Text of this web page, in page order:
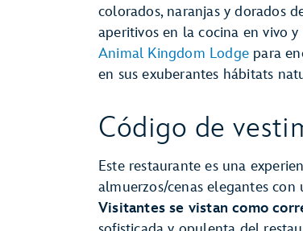
colorados, naranjas y dorados
aperitivos en la cocina en vivo
Animal Kingdom Lodge para
en sus exuberantes hábitats
Código de
Este restaurante es una
almuerzos/cenas elegantes
Visitantes se vistan como